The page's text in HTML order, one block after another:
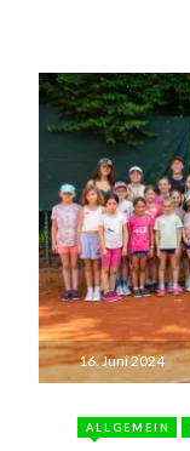
16. Juni 2024
ALLGEMEIN